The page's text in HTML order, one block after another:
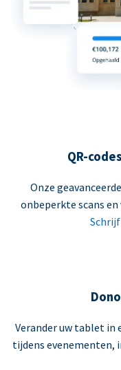
QR-
Onze
onbeperkte scans
Verander uw tablet in
tijdens evenementen,